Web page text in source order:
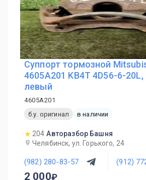
Суппорт тормозной
4605A201 KB4T 4D56-6-
левый
4605A201
б.у. оригинал
в наличии
204 Авторазбор Башня
Челябинск, ул. Горького, 24
(982) 280-83-57 (912)
2 000